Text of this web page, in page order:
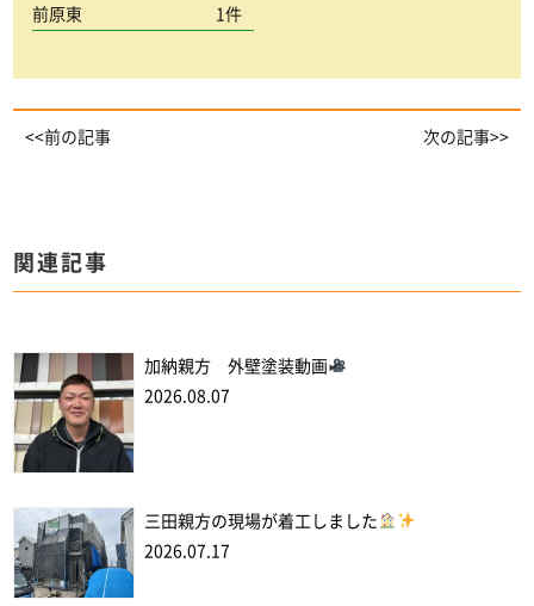
前原東 1件
<<前の記事 次の記事>>
関連記事
加納親方 外壁塗装動画
2026.08.07
三田親方の現場が着工しました
2026.07.17